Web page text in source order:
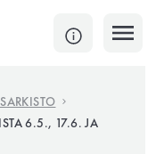
SULJE
ja jokaisen kuun
6.5., 17.6. JA